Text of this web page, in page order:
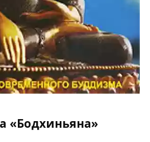
«Бодхиньяна»